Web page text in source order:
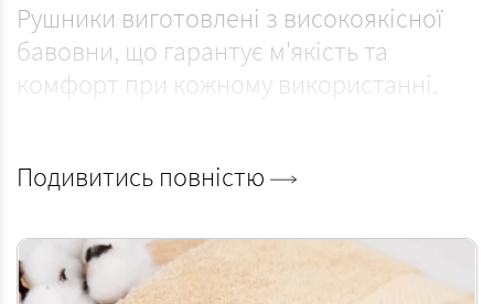
Рушники виготовлені з високоякісної
бавовни, що гарантує м'якість та
комфорт при кожному використанні.
100% бавовни, що гарантує їхню
природність та відсутність синтетичних
Подивитись повністю